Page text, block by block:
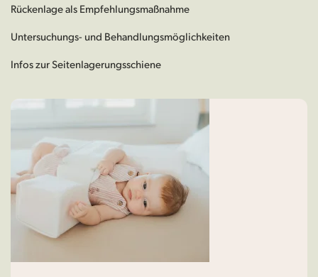
Rückenlage als Empfehlungsmaßnahme
Untersuchungs- und Behandlungsmöglichkeiten
Infos zur Seitenlagerungsschiene